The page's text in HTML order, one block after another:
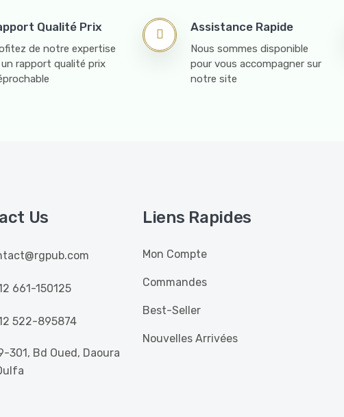
Qualité Prix
de notre expertise
rapport qualité prix
Assistance Rapide
Nous sommes disponible
pour vous accompagner sur
notre site
Us
661-150125
522-895874
301, Bd Oued, Daoura
Liens Rapides
Mon Compte
Commandes
Best-Seller
Nouvelles Arrivées